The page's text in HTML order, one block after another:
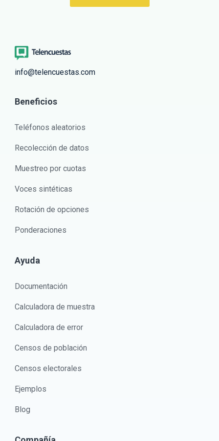
info@telencuestas.com
Beneficios
Teléfonos aleatorios
Recolección de datos
Muestreo por cuotas
Voces sintéticas
Rotación de opciones
Ponderaciones
Ayuda
Documentación
Calculadora de muestra
Calculadora de error
Censos de población
Censos electorales
Ejemplos
Blog